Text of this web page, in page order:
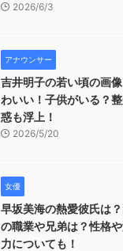
2026/6/3
アナウンサー
吉井明子の若い頃の画
わいい！子供がいる？
惑も浮上！
2026/5/20
女優
早坂美海の熱愛彼氏は
の職業や兄弟は？性格
力についても！